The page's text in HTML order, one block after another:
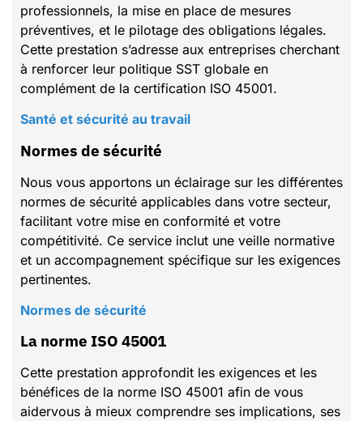
professionnels, la mise en place de mesures
préventives, et le pilotage des obligations légales.
Cette prestation s’adresse aux entreprises cherchant
à renforcer leur politique SST globale en
complément de la certification ISO 45001.
Santé et sécurité au travail
Normes de sécurité
Nous vous apportons un éclairage sur les différentes
normes de sécurité applicables dans votre secteur,
facilitant votre mise en conformité et votre
compétitivité. Ce service inclut une veille normative
et un accompagnement spécifique sur les exigences
pertinentes.
Normes de sécurité
La norme ISO 45001
Cette prestation approfondit les exigences et les
bénéfices de la norme ISO 45001 afin de vous
aidervous à mieux comprendre ses implications, ses